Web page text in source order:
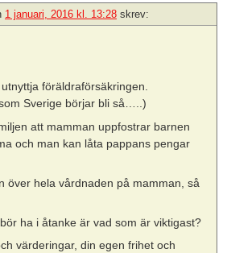
1 januari, 2016 kl. 13:28 skrev:
föräldraförsäkringen.
Sverige börjar bli så…..)
att mamman uppfostrar barnen
och man kan låta pappans pengar
över hela vårdnaden på mamman, så
ha i åtanke är vad som är viktigast?
värderingar, din egen frihet och